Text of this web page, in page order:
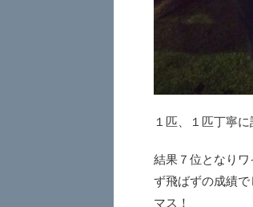
１匹、１匹丁寧に
結果７位となり
ず飛ばずの成績
マス！